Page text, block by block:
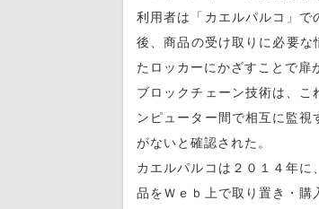
利用者は「カエルパルコ」で
後、商品の受け取りに必要
たロッカーにかざすことで扉
ブロックチェーン技術は、
ンピューター間で相互に監
がないと確認された。
カエルパルコは２０１４年
品をＷｅｂ上で取り置き・購